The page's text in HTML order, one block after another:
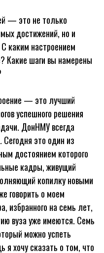
— это не только
достижений, но и
С каким настроением
Какие шаги вы намерены
— это лучший
успешного решения
ДонНМУ всегда
это один из
достоянием которого
кадры, живущий
копилку новыми
говорить о моем
избранного на семь лет,
вуза уже имеются. Семь
можно успеть
я хочу сказать о том, что